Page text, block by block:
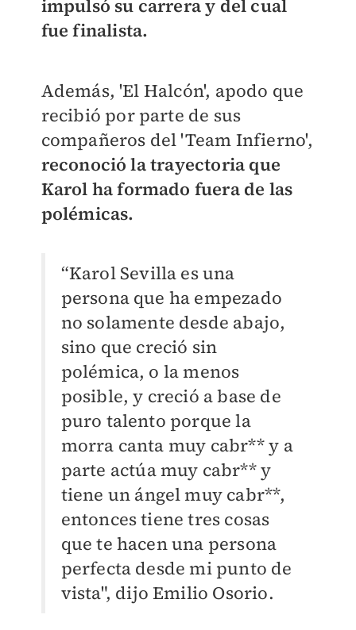
impulsó su carrera y del cual
fue finalista.
Además, 'El Halcón', apodo que
recibió por parte de sus
compañeros del 'Team Infierno',
reconoció la trayectoria que
Karol ha formado fuera de las
polémicas.
“Karol Sevilla es una
persona que ha empezado
no solamente desde abajo,
sino que creció sin
polémica, o la menos
posible, y creció a base de
puro talento porque la
morra canta muy cabr** y a
parte actúa muy cabr** y
tiene un ángel muy cabr**,
entonces tiene tres cosas
que te hacen una persona
perfecta desde mi punto de
vista", dijo Emilio Osorio.